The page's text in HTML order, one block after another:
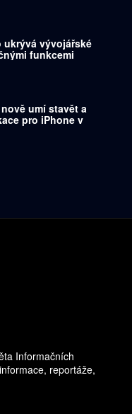
vývojářské
funkcemi
umí stavět a
pro iPhone v
Informačních
reportáže,